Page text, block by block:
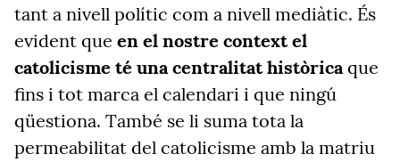
tant a nivell polític com a nivell mediàtic. És
evident que en el nostre context el
catolicisme té una centralitat històricaque
fins i tot marca el calendari i que ningú
qüestiona. També se li suma tota la
permeabilitat del catolicisme amb la matriu